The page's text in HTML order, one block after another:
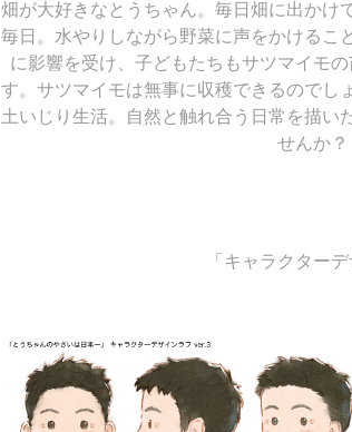
畑が大好きなとうちゃん。毎日畑に出かけ
毎日。水やりしながら野菜に声をかけるこ
に影響を受け、子どもたちもサツマイモ
す。サツマイモは無事に収穫できるのでし
土いじり生活。自然と触れ合う日常を描い
せんか？
「キャラクターデ